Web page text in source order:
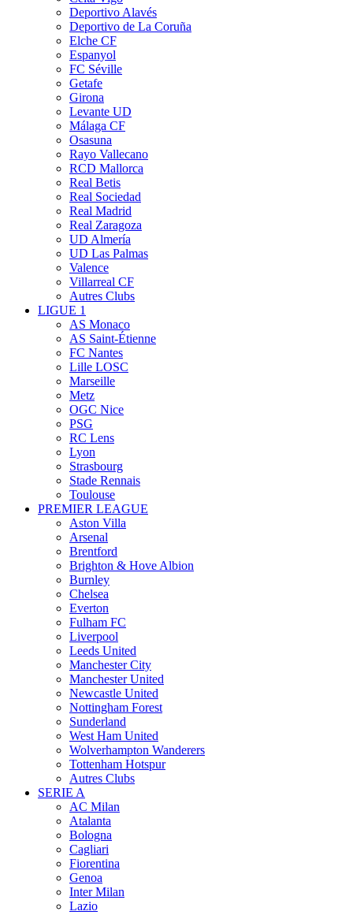
Deportivo Alavés
Deportivo de La Coruña
Elche CF
Espanyol
FC Séville
Getafe
Girona
Levante UD
Málaga CF
Osasuna
Rayo Vallecano
RCD Mallorca
Real Betis
Real Sociedad
Real Madrid
Real Zaragoza
UD Almería
UD Las Palmas
Valence
Villarreal CF
Autres Clubs
LIGUE 1
AS Monaco
AS Saint-Étienne
FC Nantes
Lille LOSC
Marseille
Metz
OGC Nice
PSG
RC Lens
Lyon
Strasbourg
Stade Rennais
Toulouse
PREMIER LEAGUE
Aston Villa
Arsenal
Brentford
Brighton & Hove Albion
Burnley
Chelsea
Everton
Fulham FC
Liverpool
Leeds United
Manchester City
Manchester United
Newcastle United
Nottingham Forest
Sunderland
West Ham United
Wolverhampton Wanderers
Tottenham Hotspur
Autres Clubs
SERIE A
AC Milan
Atalanta
Bologna
Cagliari
Fiorentina
Genoa
Inter Milan
Lazio